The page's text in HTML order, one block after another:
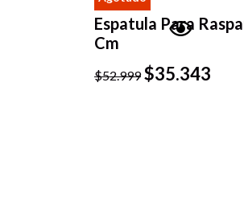
Espatula Para
Cm
$52.999 $35.343
rápida